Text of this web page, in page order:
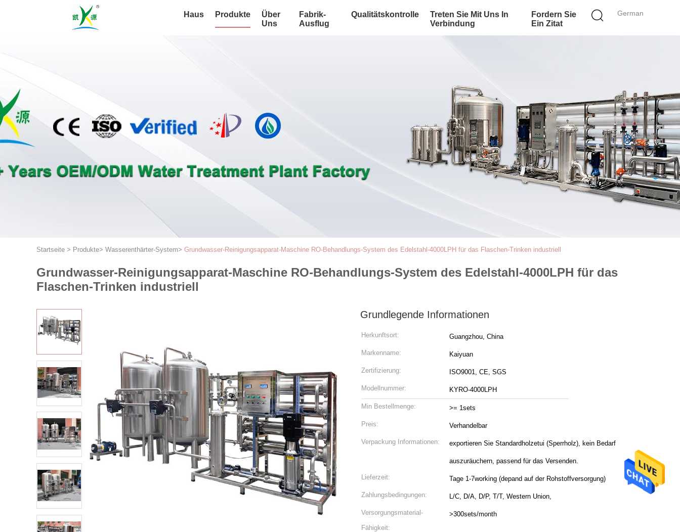
German
Haus Produkte
Über
Uns
Fabrik-
Ausflug
Qualitätskontrolle
Treten Sie Mit Uns In
Verbindung
Fordern Sie
Ein Zitat
Startseite > Produkte> Wasserenthärter-System> Grundwasser-Reinigungsapparat-Maschine RO-Behandlungs-System des Edelstahl-4000LPH für das Flaschen-Trinken industriell
Grundwasser-Reinigungsapparat-Maschine RO-Behandlungs-System des Edelstahl-4000LPH für das
Flaschen-Trinken industriell
Grundlegende Informationen
Herkunftsort: Guangzhou, China
Markenname: Kaiyuan
Zertifizierung: ISO9001, CE, SGS
Modellnummer: KYRO-4000LPH
Min Bestellmenge: >= 1sets
Preis: Verhandelbar
Verpackung Informationen: exportieren Sie Standardholzetui (Sperrholz), kein Bedarf
auszuräuchern, passend für das Versenden.
Lieferzeit: Tage 1-7working (depand auf der Rohstoffversorgung)
Zahlungsbedingungen: L/C, D/A, D/P, T/T, Western Union,
Versorgungsmaterial-
Fähigkeit:
>300sets/month